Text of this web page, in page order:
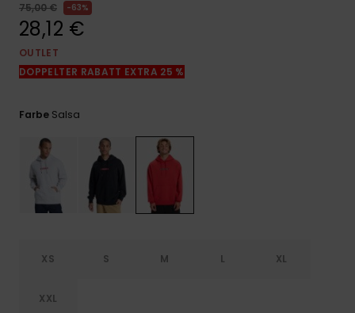
75,00 €
63%
28,12 €
OUTLET
DOPPELTER RABATT EXTRA 25 %
Farbe Salsa
XS S M L XL
XXL